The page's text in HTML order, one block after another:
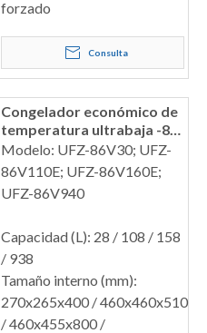
forzado
Consulta
Congelador económico de
temperatura ultrabaja -86
℃
Modelo: UFZ-86V30; UFZ-
86V110E; UFZ-86V160E;
UFZ-86V940
Capacidad (L): 28 / 108 / 158
/ 938
Tamaño interno (mm):
270x265x400 / 460x460x510
/ 460x455x800 /